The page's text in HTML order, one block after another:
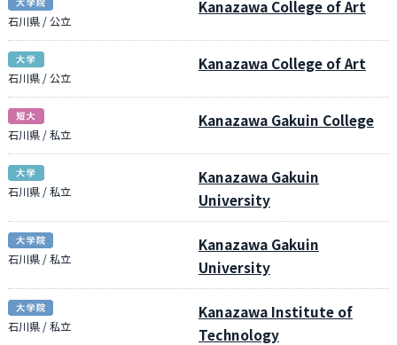
石川県 / 公立
Kanazawa College of Art
石川県 / 公立
Kanazawa College of Art
石川県 / 私立
Kanazawa Gakuin College
石川県 / 私立
Kanazawa Gakuin
University
石川県 / 私立
Kanazawa Gakuin
University
石川県 / 私立
Kanazawa Institute of
Technology